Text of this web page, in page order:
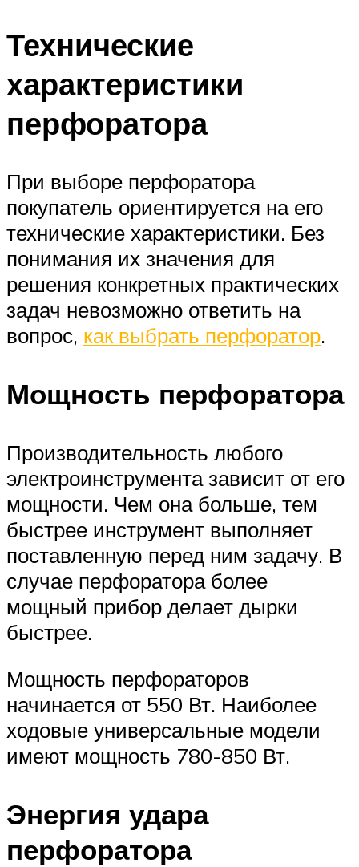
Технические
характеристики
перфоратора
При выборе перфоратора
покупатель ориентируется на его
технические характеристики. Без
понимания их значения для
решения конкретных практических
задач невозможно ответить на
вопрос, как выбрать перфоратор.
Мощность перфоратора
Производительность любого
электроинструмента зависит от его
мощности. Чем она больше, тем
быстрее инструмент выполняет
поставленную перед ним задачу. В
случае перфоратора более
мощный прибор делает дырки
быстрее.
Мощность перфораторов
начинается от 550 Вт. Наиболее
ходовые универсальные модели
имеют мощность 780-850 Вт.
Энергия удара
перфоратора